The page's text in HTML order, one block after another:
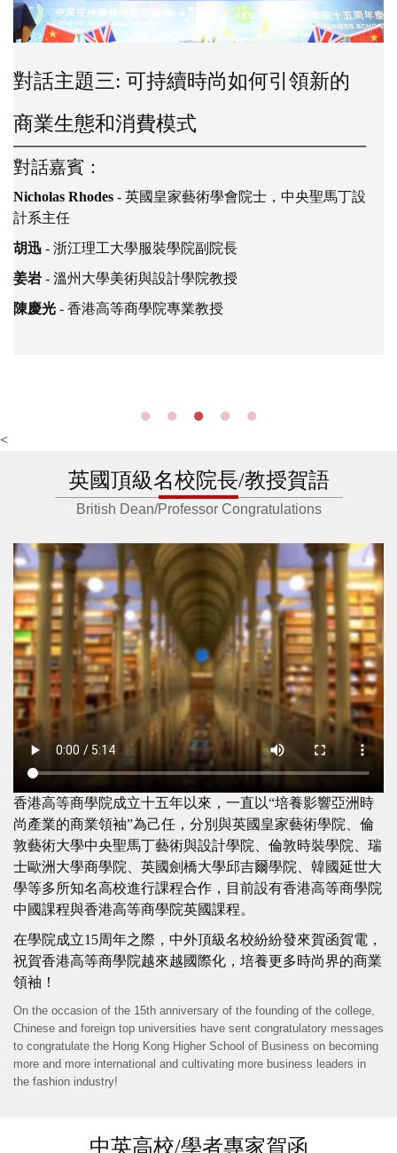
對話主題一: 可持續時尚對社會發展影
響
對話嘉賓：
Nicholas Rhodes - 英國皇家藝術學會院士，中央聖馬丁設
計系主任
宋德風- 東北電力大學藝術學院副院長
張震甫- 黑龍江省藝術設計協會執行會長
劉克力 - 吉林省服裝設計師協會執行會長
對話主題二: 可持續時尚教育與人才培
養
對話嘉賓：
José Teunissen- 倫敦時裝學院設計與技術學院院長
陳彬- 東華大學服裝與藝術設計學院教授
許星 - 蘇州大學藝術學院教授/博士生導師
郭瑞良- 北京服裝學院服裝藝術與工程學院副院長
王利君 - 浙江理工大學服裝學院副院長
對話主題三: 可持續時尚如何引領新的
商業生態和消費模式
對話嘉賓：
Nicholas Rhodes - 英國皇家藝術學會院士，中央聖馬丁設
計系主任
胡迅 - 浙江理工大學服裝學院副院長
姜岩 - 溫州大學美術與設計學院教授
陳慶光 - 香港高等商學院專業教授
對話主題四: 可持續時尚新材料對服裝
紡織行業影響
對話嘉賓：
José Teunissen- 倫敦時裝學院設計與技術學院院長
潘志娟- 蘇州大學紡織與服裝工程學院院長
戴鴻 - 西安工程大學服裝與藝術設計學院院長
姜中華- 太原理工大學輕紡工程學院服裝系副主任
柴方軍 - 東華大學上海國際時尚創意學院鼎天時尚提花創
對話主題五: 可持續時尚設計與品牌發
展
對話嘉賓：
Nicholas Rhodes - 英國皇家藝術學會院士，中央聖馬丁設
計系主任
張蓓蓓- 蘇州大學藝術學院教授/博士生導師
呂越 - 中央美術學院設計學院教授/博士生導師
黃雪- 江西工業職業技術學院輕紡服裝學院教授
<
英國頂級名校院長/教授賀語
British Dean/Professor Congratulations
香港高等商學院成立十五年以來，一直以“培養影響亞洲時
尚產業的商業領袖”為己任，分別與英國皇家藝術學院、倫
敦藝術大學中央聖馬丁藝術與設計學院、倫敦時裝學院、瑞
士歐洲大學商學院、英國劍橋大學邱吉爾學院、韓國延世大
學等多所知名高校進行課程合作，目前設有香港高等商學院
中國課程與香港高等商學院英國課程。
在學院成立15周年之際，中外頂級名校紛紛發來賀函賀電，
祝賀香港高等商學院越來越國際化，培養更多時尚界的商業
領袖！
On the occasion of the 15th anniversary of the founding of the college,
Chinese and foreign top universities have sent congratulatory messages
to congratulate the Hong Kong Higher School of Business on becoming
more and more international and cultivating more business leaders in
the fashion industry!
中英高校/學者專家賀函